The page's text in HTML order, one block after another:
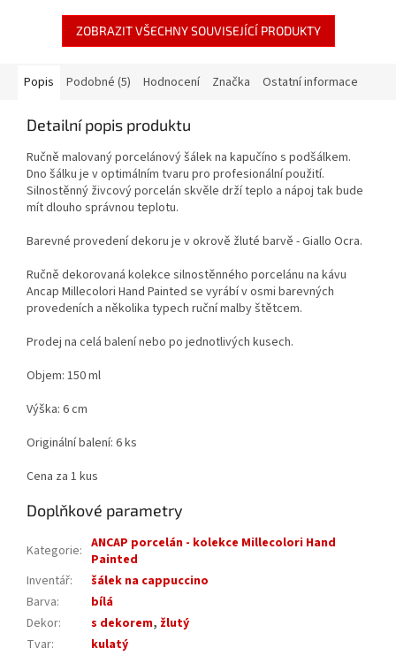
ZOBRAZIT VŠECHNY SOUVISEJÍCÍ PRODUKTY
Popis Podobné (5) Hodnocení Značka Ostatní informace
Detailní popis produktu
Ručně malovaný porcelánový šálek na kapučíno s podšálkem.
Dno šálku je v optimálním tvaru pro profesionální použití.
Silnostěnný živcový porcelán skvěle drží teplo a nápoj tak bude
mít dlouho správnou teplotu.
Barevné provedení dekoru je v okrově žluté barvě - Giallo Ocra.
Ručně dekorovaná kolekce silnostěnného porcelánu na kávu
Ancap Millecolori Hand Painted se vyrábí v osmi barevných
provedeních a několika typech ruční malby štětcem.
Prodej na celá balení nebo po jednotlivých kusech.
Objem: 150 ml
Výška: 6 cm
Originální balení: 6 ks
Cena za 1 kus
Doplňkové parametry
Kategorie: ANCAP porcelán - kolekce Millecolori Hand
Painted
Inventář:
šálek na cappuccino
Barva:
bílá
Dekor: s dekorem, žlutý
Tvar:
kulatý